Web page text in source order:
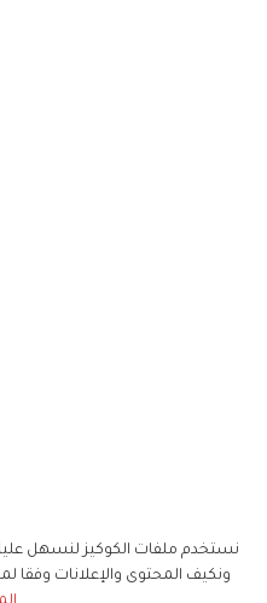
نستخدم ملفات الكوكيز لنسهل
ونكيف المحتوى والإعلانات وفقا